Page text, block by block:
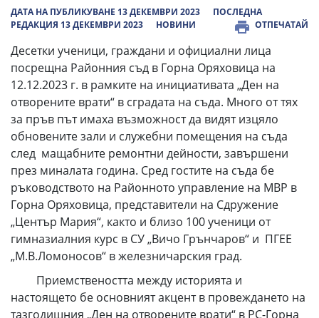
ДАТА НА ПУБЛИКУВАНЕ 13 ДЕКЕМВРИ 2023
ПОСЛЕДНА
РЕДАКЦИЯ 13 ДЕКЕМВРИ 2023
НОВИНИ ОТПЕЧАТАЙ
Десетки ученици, граждани и официални лица
посрещна Районния съд в Горна Оряховица на
12.12.2023 г. в рамките на инициативата „Ден на
отворените врати“ в сградата на съда. Много от тях
за пръв път имаха възможност да видят изцяло
обновените зали и служебни помещения на съда
след мащабните ремонтни дейности, завършени
през миналата година. Сред гостите на съда бе
ръководството на Районното управление на МВР в
Горна Оряховица, представители на Сдружение
„Център Мария“, както и близо 100 ученици от
гимназиалния курс в СУ „Вичо Грънчаров“ и ПГЕЕ
„М.В.Ломоносов“ в железничарския град.
Приемствеността между историята и
настоящето бе основният акцент в провеждането на
тазгодишния „Ден на отворените врати“ в РС-Горна